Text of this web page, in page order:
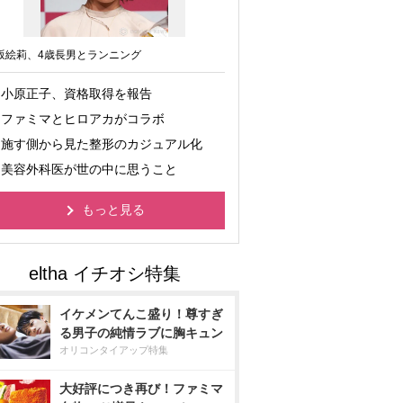
絵莉、4歳長男とランニング
小原正子、資格取得を報告
ファミマとヒロアカがコラボ
施す側から見た整形のカジュアル化
美容外科医が世の中に思うこと
もっと見る
イケメンてんこ盛り！尊すぎ
る男子の純情ラブに胸キュン
オリコンタイアップ特集
大好評につき再び！ファミマ